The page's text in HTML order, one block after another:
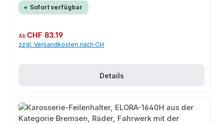
Sofort verfügbar
Regulärer Preis:
Ab CHF 83.19
zzgl. Versandkosten nach CH
Details